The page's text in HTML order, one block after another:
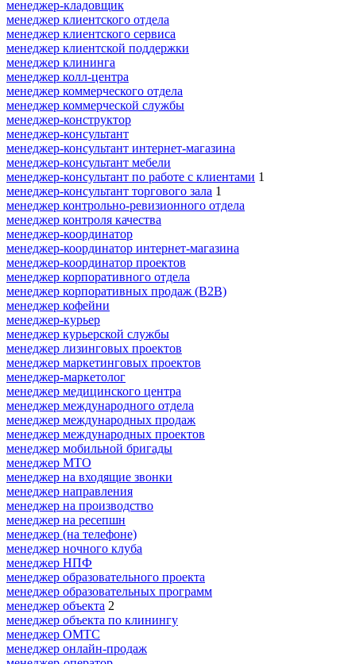
менеджер-кладовщик
менеджер клиентского отдела
менеджер клиентского сервиса
менеджер клиентской поддержки
менеджер клининга
менеджер колл-центра
менеджер коммерческого отдела
менеджер коммерческой службы
менеджер-конструктор
менеджер-консультант
менеджер-консультант интернет-магазина
менеджер-консультант мебели
менеджер-консультант по работе с клиентами 1
менеджер-консультант торгового зала 1
менеджер контрольно-ревизионного отдела
менеджер контроля качества
менеджер-координатор
менеджер-координатор интернет-магазина
менеджер-координатор проектов
менеджер корпоративного отдела
менеджер корпоративных продаж (B2B)
менеджер кофейни
менеджер-курьер
менеджер курьерской службы
менеджер лизинговых проектов
менеджер маркетинговых проектов
менеджер-маркетолог
менеджер медицинского центра
менеджер международного отдела
менеджер международных продаж
менеджер международных проектов
менеджер мобильной бригады
менеджер МТО
менеджер на входящие звонки
менеджер направления
менеджер на производство
менеджер на ресепшн
менеджер (на телефоне)
менеджер ночного клуба
менеджер НПФ
менеджер образовательного проекта
менеджер образовательных программ
менеджер объекта 2
менеджер объекта по клинингу
менеджер ОМТС
менеджер онлайн-продаж